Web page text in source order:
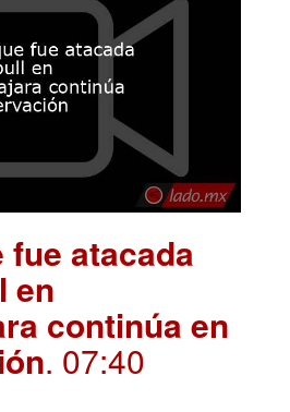
fue atacada
en
continúa en
. 07:40